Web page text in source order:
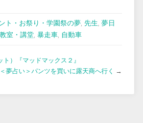
ト・お祭り・学園祭の夢, 先生, 夢日
教室・講堂, 暴走車, 自動車
ト）『マッドマックス２』
＜夢占い＞パンツを買いに露天商へ行く →